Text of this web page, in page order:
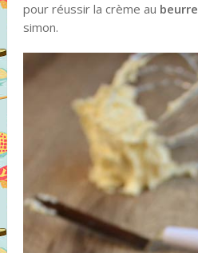
pour réussir la crème au beurre
simon.